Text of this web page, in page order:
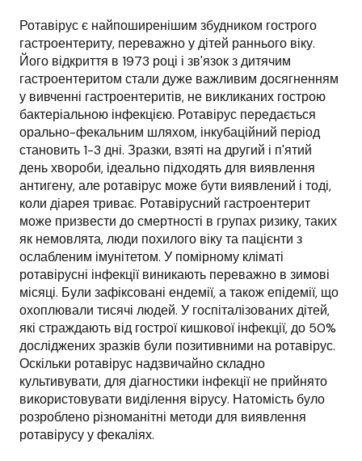
Ротавірус є найпоширенішим збудником гострого
гастроентериту, переважно у дітей раннього віку.
Його відкриття в 1973 році і зв'язок з дитячим
гастроентеритом стали дуже важливим досягненням
у вивченні гастроентеритів, не викликаних гострою
бактеріальною інфекцією. Ротавірус передається
орально-фекальним шляхом, інкубаційний період
становить 1-3 дні. Зразки, взяті на другий і п'ятий
день хвороби, ідеально підходять для виявлення
антигену, але ротавірус може бути виявлений і тоді,
коли діарея триває. Ротавірусний гастроентерит
може призвести до смертності в групах ризику, таких
як немовлята, люди похилого віку та пацієнти з
ослабленим імунітетом. У помірному кліматі
ротавірусні інфекції виникають переважно в зимові
місяці. Були зафіксовані ендемії, а також епідемії, що
охоплювали тисячі людей. У госпіталізованих дітей,
які страждають від гострої кишкової інфекції, до 50%
досліджених зразків були позитивними на ротавірус.
Оскільки ротавірус надзвичайно складно
культивувати, для діагностики інфекції не прийнято
використовувати виділення вірусу. Натомість було
розроблено різноманітні методи для виявлення
ротавірусу у фекаліях.